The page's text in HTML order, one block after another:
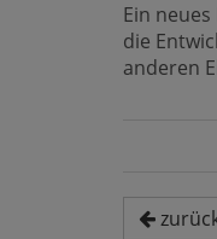
Ein
die
anderen